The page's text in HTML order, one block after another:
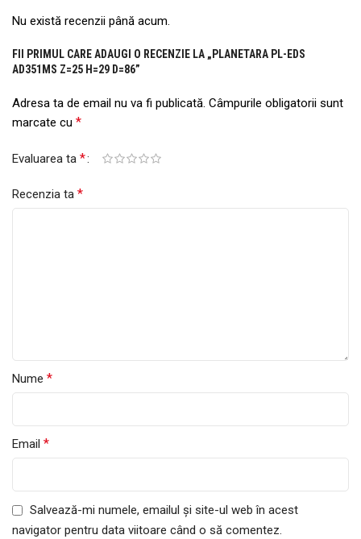
Nu există recenzii până acum.
FII PRIMUL CARE ADAUGI O RECENZIE LA „PLANETARA PL-EDS
AD351MS Z=25 H=29 D=86”
Adresa ta de email nu va fi publicată. Câmpurile obligatorii sunt
marcate cu *
Evaluarea ta *
Recenzia ta *
Nume *
Email *
Salvează-mi numele, emailul și site-ul web în acest
navigator pentru data viitoare când o să comentez.